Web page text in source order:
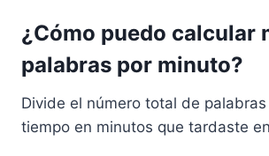
¿Cómo puedo calcular
palabras por minuto?
Divide el número total de
tiempo en minutos que tardaste